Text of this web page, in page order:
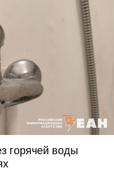
горячей воды